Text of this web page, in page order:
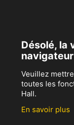
Désolé, la
navigateur
Veuillez
toutes les
Hall.
En savoir plus